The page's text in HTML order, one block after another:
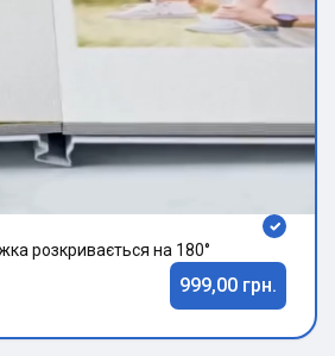
розкривається на 180°
999,00 грн.